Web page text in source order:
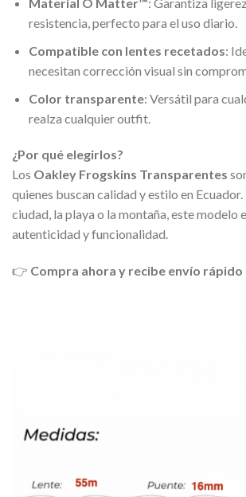
Material O Matter™: Garantiza
resistencia, perfecto para el uso diario.
Compatible con lentes recetados:
necesitan corrección visual sin
Color transparente: Versátil para
realza cualquier outfit.
¿Por qué elegirlos?
Los Oakley Frogskins Transparentes
quienes buscan calidad y estilo en Ecuador.
ciudad, la playa o la montaña, este modelo
autenticidad y funcionalidad.
👉 Compra ahora y recibe envío rápido